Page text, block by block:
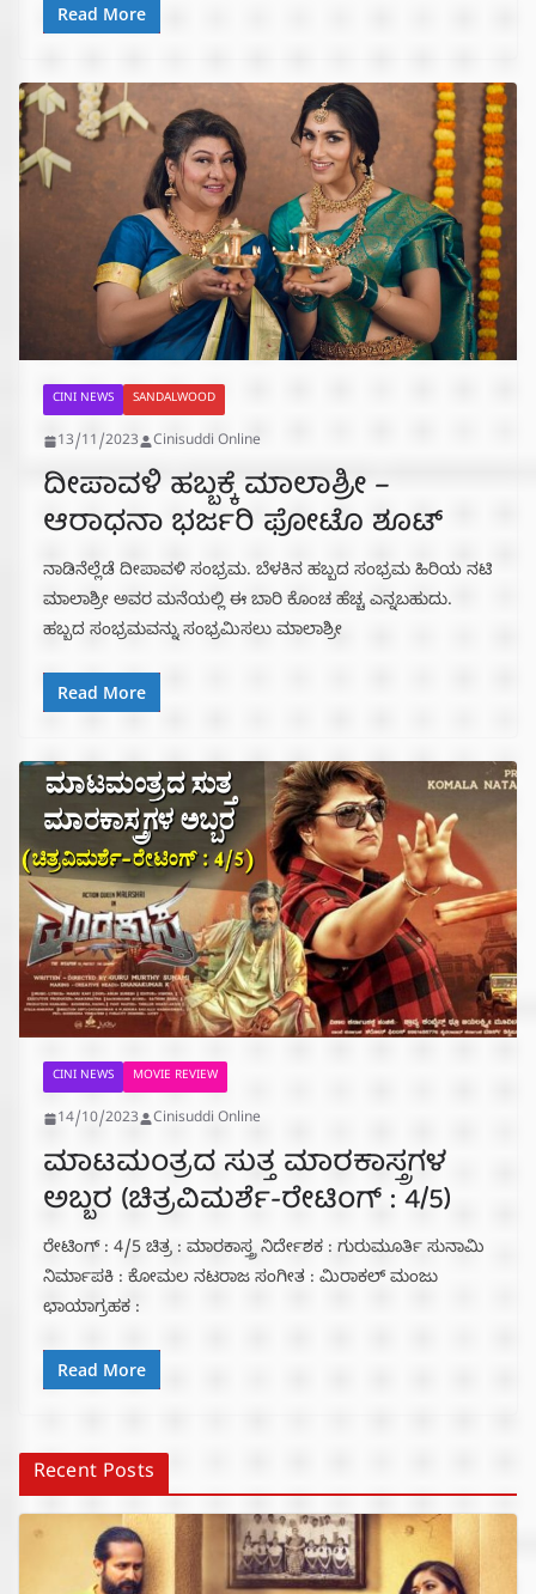
Read More
CINI NEWS SANDALWOOD
13/11/2023 Cinisuddi Online
ದೀಪಾವಳಿ ಹಬ್ಬಕ್ಕೆ ಮಾಲಾಶ್ರೀ –
ಆರಾಧನಾ ಭರ್ಜರಿ ಫೋಟೊ ಶೂಟ್
ನಾಡಿನೆಲ್ಲೆಡೆ ದೀಪಾವಳಿ ಸಂಭ್ರಮ. ಬೆಳಕಿನ ಹಬ್ಬದ ಸಂಭ್ರಮ ಹಿರಿಯ ನಟಿ
ಮಾಲಾಶ್ರೀ ಅವರ ಮನೆಯಲ್ಲಿ ಈ ಬಾರಿ ಕೊಂಚ ಹೆಚ್ಚ ಎನ್ನಬಹುದು.
ಹಬ್ಬದ ಸಂಭ್ರಮವನ್ನು ಸಂಭ್ರಮಿಸಲು ಮಾಲಾಶ್ರೀ
Read More
CINI NEWS MOVIE REVIEW
14/10/2023 Cinisuddi Online
ಮಾಟಮಂತ್ರದ ಸುತ್ತ ಮಾರಕಾಸ್ತ್ರಗಳ
ಅಬ್ಬರ (ಚಿತ್ರವಿಮರ್ಶೆ-ರೇಟಿಂಗ್ : 4/5)
ರೇಟಿಂಗ್ : 4/5 ಚಿತ್ರ : ಮಾರಕಾಸ್ತ್ರ ನಿರ್ದೇಶಕ : ಗುರುಮೂರ್ತಿ ಸುನಾಮಿ
ನಿರ್ಮಾಪಕಿ : ಕೋಮಲ ನಟರಾಜ ಸಂಗೀತ : ಮಿರಾಕಲ್ ಮಂಜು
ಛಾಯಾಗ್ರಹಕ :
Read More
Recent Posts